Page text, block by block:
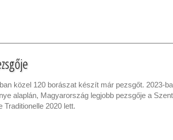
közel 120 borászat készít már pezsgőt. 2023-
alaplán, Magyarország legjobb pezsgője a
Traditionelle 2020 lett.